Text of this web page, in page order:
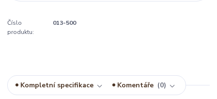
Číslo
produktu:
013-500
Kompletní specifikace Komentáře 0